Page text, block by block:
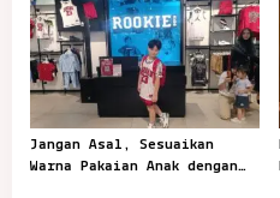
o
n
Jangan Asal, Sesuaikan
Warna Pakaian Anak dengan